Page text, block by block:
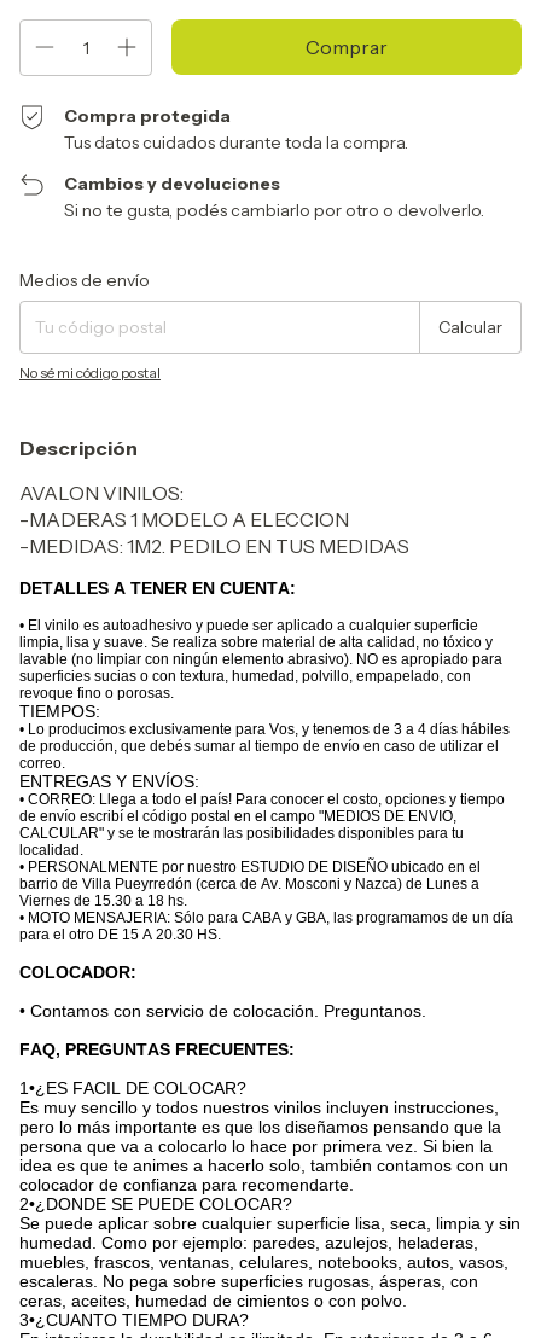
Compra protegida
Tus datos cuidados durante toda la compra.
Cambios y devoluciones
Si no te gusta, podés cambiarlo por otro o devolverlo.
Entregas para el CP:
Medios de envío
Calcular
No sé mi código postal
Descripción
AVALON VINILOS:
-MADERAS 1 MODELO A ELECCION
-MEDIDAS: 1M2. PEDILO EN TUS MEDIDAS
DETALLES A TENER EN CUENTA:
• El vinilo es autoadhesivo y puede ser aplicado a cualquier superficie
limpia, lisa y suave. Se realiza sobre material de alta calidad, no tóxico y
lavable (no limpiar con ningún elemento abrasivo). NO es apropiado para
superficies sucias o con textura, humedad, polvillo, empapelado, con
revoque fino o porosas.
TIEMPOS:
• Lo producimos exclusivamente para Vos, y tenemos de 3 a 4 días hábiles
de producción, que debés sumar al tiempo de envío en caso de utilizar el
correo.
ENTREGAS Y ENVÍOS:
• CORREO: Llega a todo el país! Para conocer el costo, opciones y tiempo
de envío escribí el código postal en el campo "MEDIOS DE ENVIO,
CALCULAR" y se te mostrarán las posibilidades disponibles para tu
localidad.
• PERSONALMENTE por nuestro ESTUDIO DE DISEÑO ubicado en el
barrio de Villa Pueyrredón (cerca de Av. Mosconi y Nazca) de Lunes a
Viernes de 15.30 a 18 hs.
• MOTO MENSAJERIA: Sólo para CABA y GBA, las programamos de un día
para el otro DE 15 A 20.30 HS.
COLOCADOR:
• Contamos con servicio de colocación. Preguntanos.
FAQ, PREGUNTAS FRECUENTES:
1•¿ES FACIL DE COLOCAR?
Es muy sencillo y todos nuestros vinilos incluyen instrucciones,
pero lo más importante es que los diseñamos pensando que la
persona que va a colocarlo lo hace por primera vez. Si bien la
idea es que te animes a hacerlo solo, también contamos con un
colocador de confianza para recomendarte.
2•¿DONDE SE PUEDE COLOCAR?
Se puede aplicar sobre cualquier superficie lisa, seca, limpia y sin
humedad. Como por ejemplo: paredes, azulejos, heladeras,
muebles, frascos, ventanas, celulares, notebooks, autos, vasos,
escaleras. No pega sobre superficies rugosas, ásperas, con
ceras, aceites, humedad de cimientos o con polvo.
3•¿CUANTO TIEMPO DURA?